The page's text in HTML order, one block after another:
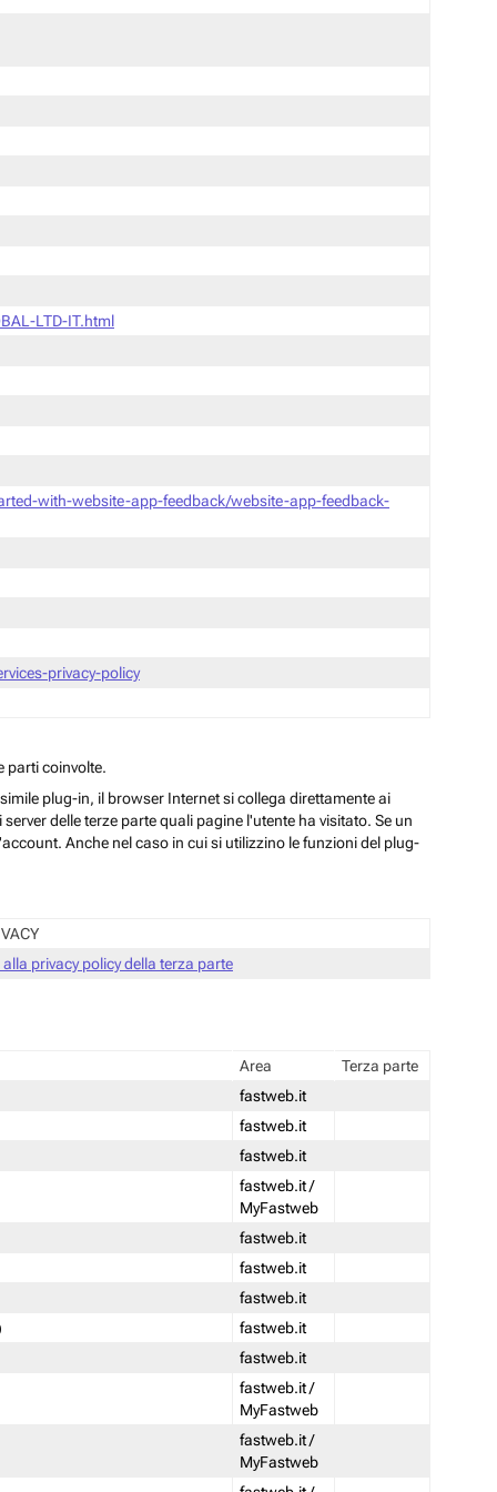
LTD-IT.html
with-website-app-feedback/website-app-feedback-
privacy-policy
parti coinvolte.
plug-in, il browser Internet si collega direttamente ai
delle terze parte quali pagine l'utente ha visitato. Se un
Anche nel caso in cui si utilizzino le funzioni del plug-
alla privacy policy della terza parte
Area
Terza parte
fastweb.it
fastweb.it
fastweb.it
fastweb.it /
MyFastweb
fastweb.it
fastweb.it
fastweb.it
fastweb.it
fastweb.it
fastweb.it /
MyFastweb
fastweb.it /
MyFastweb